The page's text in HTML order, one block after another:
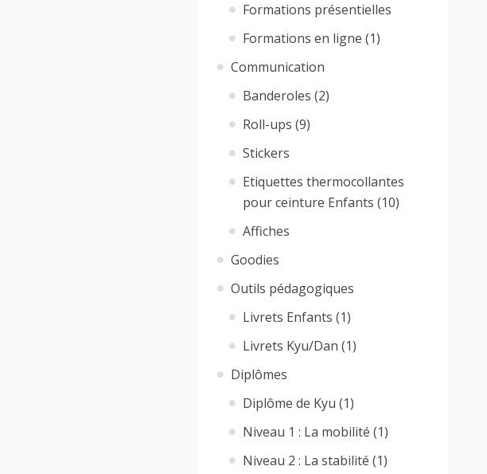
Formations présentielles
Formations en ligne (1)
Communication
Banderoles (2)
Roll-ups (9)
Stickers
Etiquettes thermocollantes
pour ceinture Enfants (10)
Affiches
Goodies
Outils pédagogiques
Livrets Enfants (1)
Livrets Kyu/Dan (1)
Diplômes
Diplôme de Kyu (1)
Niveau 1 : La mobilité (1)
Niveau 2 : La stabilité (1)